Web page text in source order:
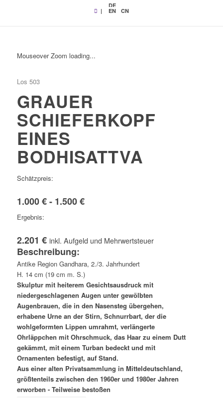
|
DE
EN CN
Mouseover Zoom loading...
Los 503
GRAUER
SCHIEFERKOPF
EINES
BODHISATTVA
Schätzpreis:
1.000 € - 1.500 €
Ergebnis:
2.201 € inkl. Aufgeld und Mehrwertsteuer
Beschreibung:
Antike Region Gandhara, 2./3. Jahrhundert
H. 14 cm (19 cm m. S.)
Skulptur mit heiterem Gesichtsausdruck mit
niedergeschlagenen Augen unter gewölbten
Augenbrauen, die in den Nasensteg übergehen,
erhabene Urne an der Stirn, Schnurrbart, der die
wohlgeformten Lippen umrahmt, verlängerte
Ohrläppchen mit Ohrschmuck, das Haar zu einem Dutt
gekämmt, mit einem Turban bedeckt und mit
Ornamenten befestigt, auf Stand.
Aus einer alten Privatsammlung in Mitteldeutschland,
größtenteils zwischen den 1960er und 1980er Jahren
erworben - Teilweise bestoßen